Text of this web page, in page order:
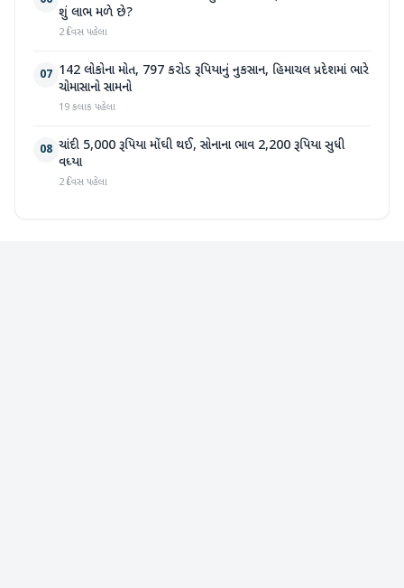
શું લાભ મળે છે?
2 દિવસ પહેલા
07 142 લોકોના મોત, 797 કરોડ રૂપિયાનું નુકસાન, હિમાચલ પ્રદેશમાં ભારે
ચોમાસાનો સામનો
19 કલાક પહેલા
08 ચાંદી 5,000 રૂપિયા મોંઘી થઈ, સોનાના ભાવ 2,200 રૂપિયા સુધી
વધ્યા
2 દિવસ પહેલા